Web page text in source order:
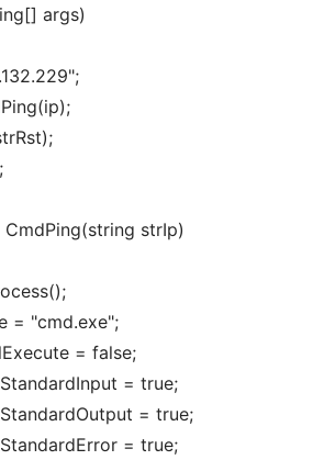
[] args)
;
(ip);
);
;
CmdPing(string strIp)
();
= "cmd.exe";
= false;
= true;
= true;
= true;